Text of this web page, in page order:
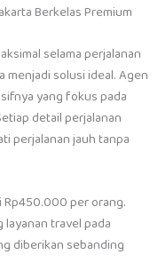
Berkelas Premium
selama perjalanan
menjadi solusi ideal. Agen
yang fokus pada
detail perjalanan
perjalanan jauh tanpa
Rp450.000 per orang.
travel pada
diberikan sebanding